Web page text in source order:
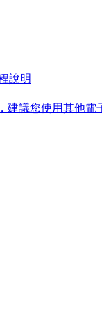
說明
建議您使用其他電